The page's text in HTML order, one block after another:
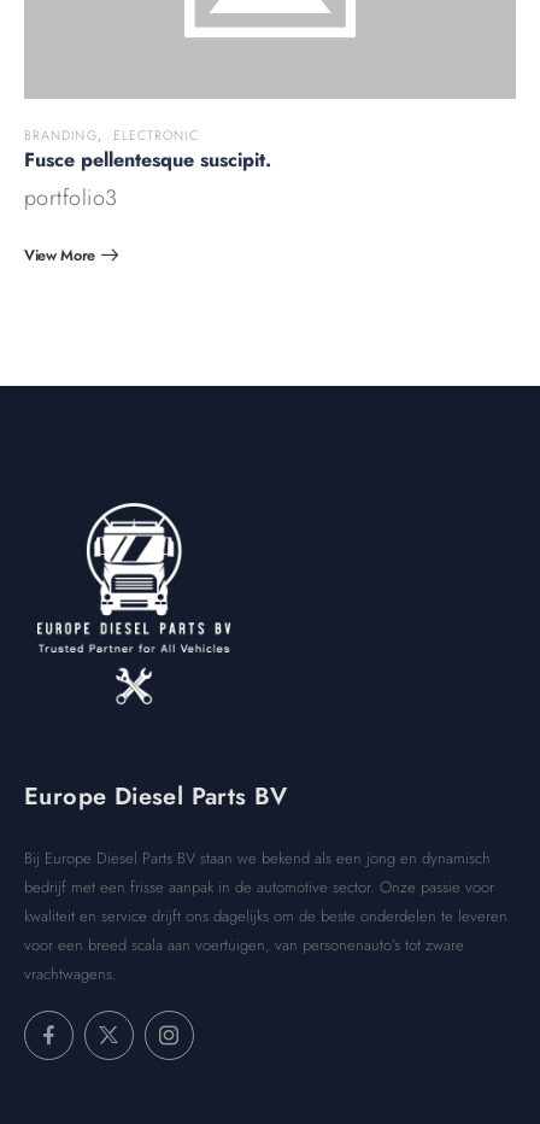
BRANDING, ELECTRONIC
Fusce pellentesque suscipit.
portfolio3
View More
Europe Diesel Parts BV
Bij Europe Diesel Parts BV staan we bekend als een jong en dynamisch
bedrijf met een frisse aanpak in de automotive sector. Onze passie voor
kwaliteit en service drijft ons dagelijks om de beste onderdelen te leveren
voor een breed scala aan voertuigen, van personenauto’s tot zware
vrachtwagens.